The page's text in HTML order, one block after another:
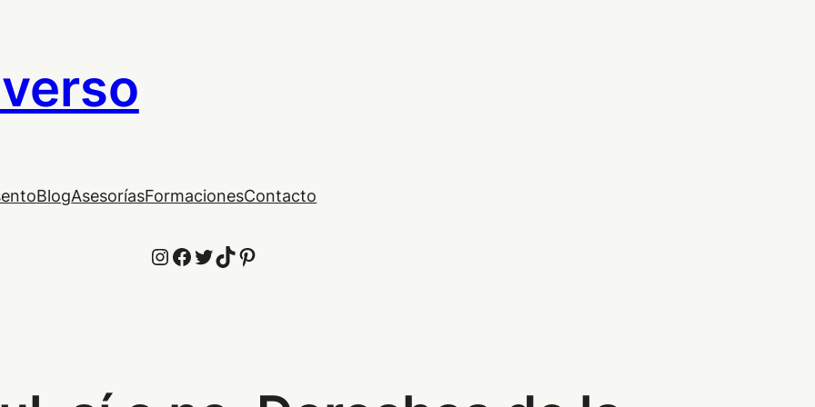
BlogAsesoríasFormacionesContacto
Instagram
Facebook
Twitter
TikTok
Pinterest